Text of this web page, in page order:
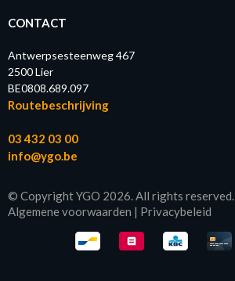
CONTACT
Antwerpsesteenweg 467
2500 Lier
BE0808.689.097
Routebeschrijving
03 432 03 00
info@ygo.be
© Copyright YGO 2026. All rights reserved.
Algemene voorwaarden | Privacybeleid